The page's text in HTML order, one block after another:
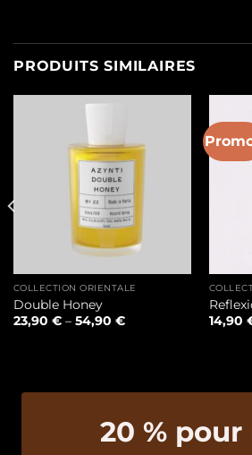
PRODUITS SIMILAIRES
COLLECTION ORIENTALE
Double Honey
23,90 €– 54,90 €
14,90
20 % pour